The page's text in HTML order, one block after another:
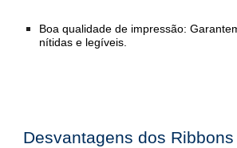
Boa qualidade de impressão:
nítidas e legíveis.
Desvantagens dos